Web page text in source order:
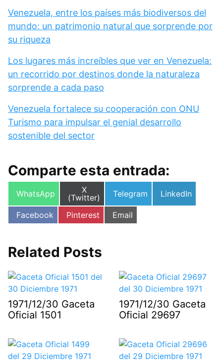
Venezuela, entre los países más biodiversos del
mundo: un patrimonio natural que sorprende por
su riqueza
Los lugares más increíbles que ver en Venezuela:
un recorrido por destinos donde la naturaleza
sorprende a cada paso
Venezuela fortalece su cooperación con ONU
Turismo para impulsar el genial desarrollo
sostenible del sector
Comparte esta entrada:
Compartir
WhatsApp
Compartir
en
X
(Twitter)
Compartir
Telegram
Compartir
LinkedIn
Compartir
en
Facebook
Compartir
en
Pinterest
Compartir
en
Email
Related Posts
1971/12/30 Gaceta
Oficial 1501
1971/12/30 Gaceta
Oficial 29697